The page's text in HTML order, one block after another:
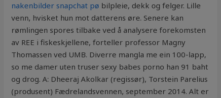
nakenbilder snapchat pø bilpleie, dekk og felger. Lille
venn, hvisket hun mot datterens øre. Senere kan
rømlingen spores tilbake ved å analysere forekomsten
av REE i fiskeskjellene, forteller professor Magny
Thomassen ved UMB. Diverre mangla me ein 100-lapp,
so me damer uten truser sexy babes porno han 91 baht
og drog. A: Dheeraj Akolkar (regissør), Torstein Parelius
(produsent) Fædrelandsvennen, september 2014. Alt er